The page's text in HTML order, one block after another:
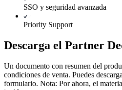
SSO y seguridad avanzada
Priority Support
Descarga el Partner
Un documento con resumen del
condiciones de venta. Puedes
formulario. Nota: Por ahora, el